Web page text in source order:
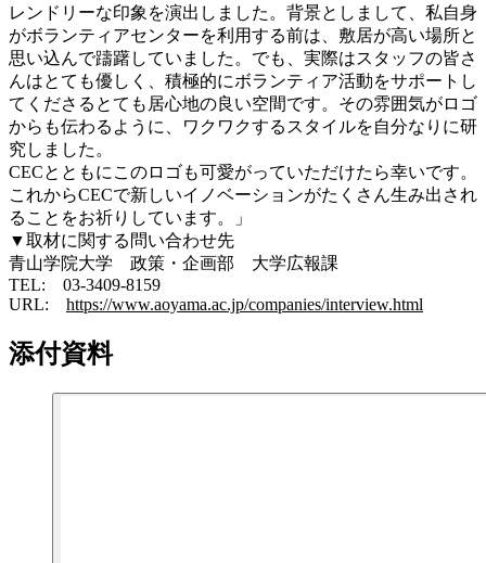
レンドリーな印象を演出しました。背景としまして、私自身
がボランティアセンターを利用する前は、敷居が高い場所と
思い込んで躊躇していました。でも、実際はスタッフの皆さ
んはとても優しく、積極的にボランティア活動をサポートし
てくださるとても居心地の良い空間です。その雰囲気がロゴ
からも伝わるように、ワクワクするスタイルを自分なりに研
究しました。
CECとともにこのロゴも可愛がっていただけたら幸いです。
これからCECで新しいイノベーションがたくさん生み出され
ることをお祈りしています。」
▼取材に関する問い合わせ先
青山学院大学 政策・企画部 大学広報課
TEL: 03-3409-8159
URL: https://www.aoyama.ac.jp/companies/interview.html
添付資料